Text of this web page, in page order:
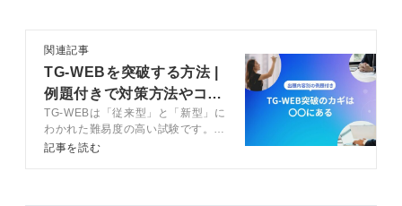
関連記事
TG-WEBを突破する方法 |
例題付きで対策方法やコツ
を徹底解説
TG-WEBは「従来型」と「新型」に
わかれた難易度の高い試験です。突
破するにはコツを押さえて練習する
記事を読む